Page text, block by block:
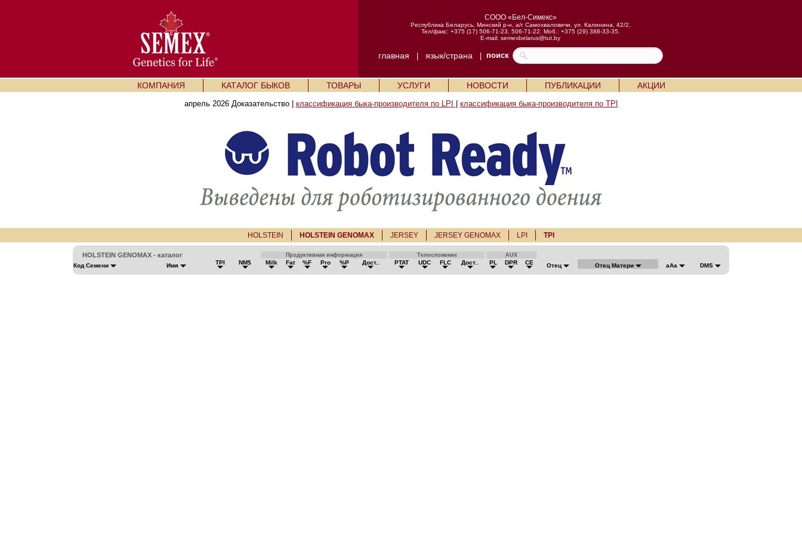
СООО «Бел-Симекс»
Республика Беларусь, Минский р-н, а/г Самохваловичи, ул. Калинина, 42/2,
Тел/факс: +375 (17) 506-71-23, 506-71-22. Моб.: +375 (29) 388-33-35.
E-mail: semexbelarus@tut.by
главная язык/страна| поиск
КОМПАНИЯ КАТАЛОГ БЫКОВ ТОВАРЫ УСЛУГИ НОВОСТИ ПУБЛИКАЦИИ АКЦИИ
апрель 2026 Доказательство | классификация быка-производителя по LPI классификация быка-производителя по TPI
HOLSTEIN HOLSTEIN GENOMAX JERSEY JERSEY GENOMAX LPI TPI
HOLSTEIN GENOMAX - каталог Продуктивная информация Телосложение AUX
Код Семени Имя TPI NM$ Milk Fat %F Pro %P Дост.. PTAT UDC FLC Дост.. PL DPR CE Отец Отец Матери aAa DMS